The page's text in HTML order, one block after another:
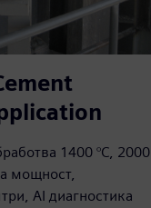
1400 °C, 2000
мощност,
AI диагностика